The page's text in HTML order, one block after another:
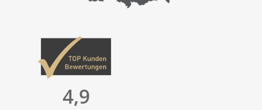
4,9